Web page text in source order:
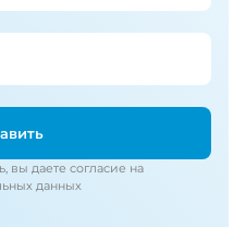
вы даете согласие на
данных